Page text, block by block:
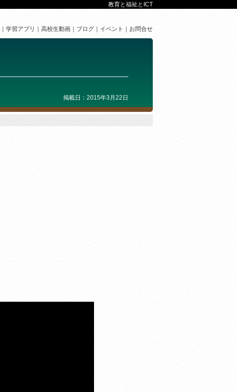
教育と福祉とICT
学習アプリ 高校生動画 ブログ イベント お問合せ
掲載日：2015年3月22日